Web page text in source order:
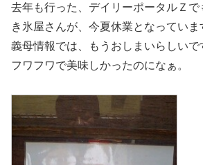
去年も行った、デイリーポータルＺ
き氷屋さんが、今夏休業となっていま
義母情報では、もうおしまいらしいで
フワフワで美味しかったのになぁ。